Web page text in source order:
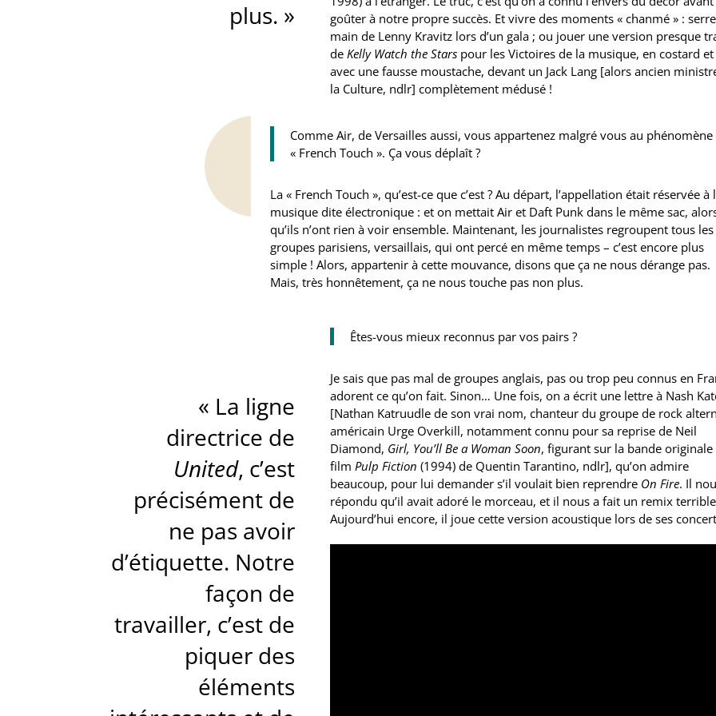
plus. »
goûter à notre propre succès. Et vivre des moments « chanmé » :
main de Lenny Kravitz lors d’un gala ; ou jouer une version presque
de Kelly Watch the Starspour les Victoires de la musique, en costard et
avec une fausse moustache, devant un Jack Lang [alors ancien
la Culture, ndlr] complètement médusé !
Comme Air, de Versailles aussi, vous appartenez malgré vous au phénomène
« French Touch ». Ça vous déplaît ?
La « French Touch », qu’est-ce que c’est ? Au départ, l’appellation était réservée à
musique dite électronique : et on mettait Air et Daft Punk dans le même sac,
qu’ils n’ont rien à voir ensemble. Maintenant, les journalistes regroupent tous les
groupes parisiens, versaillais, qui ont percé en même temps – c’est encore plus
simple ! Alors, appartenir à cette mouvance, disons que ça ne nous dérange pas.
Mais, très honnêtement, ça ne nous touche pas non plus.
« La ligne
directrice de
United, c’est
précisément de
ne pas avoir
d’étiquette. Notre
façon de
travailler, c’est de
piquer des
éléments
Êtes-vous mieux reconnus par vos pairs ?
Je sais que pas mal de groupes anglais, pas ou trop peu connus en
adorent ce qu’on fait. Sinon… Une fois, on a écrit une lettre à Nash
[Nathan Katruudle de son vrai nom, chanteur du groupe de rock
américain Urge Overkill, notamment connu pour sa reprise de Neil
Diamond, Girl, You’ll Be a Woman Soon, figurant sur la bande originale
film Pulp Fiction (1994) de Quentin Tarantino, ndlr], qu’on admire
beaucoup, pour lui demander s’il voulait bien reprendre On Fire. Il
répondu qu’il avait adoré le morceau, et il nous a fait un remix
Aujourd’hui encore, il joue cette version acoustique lors de ses